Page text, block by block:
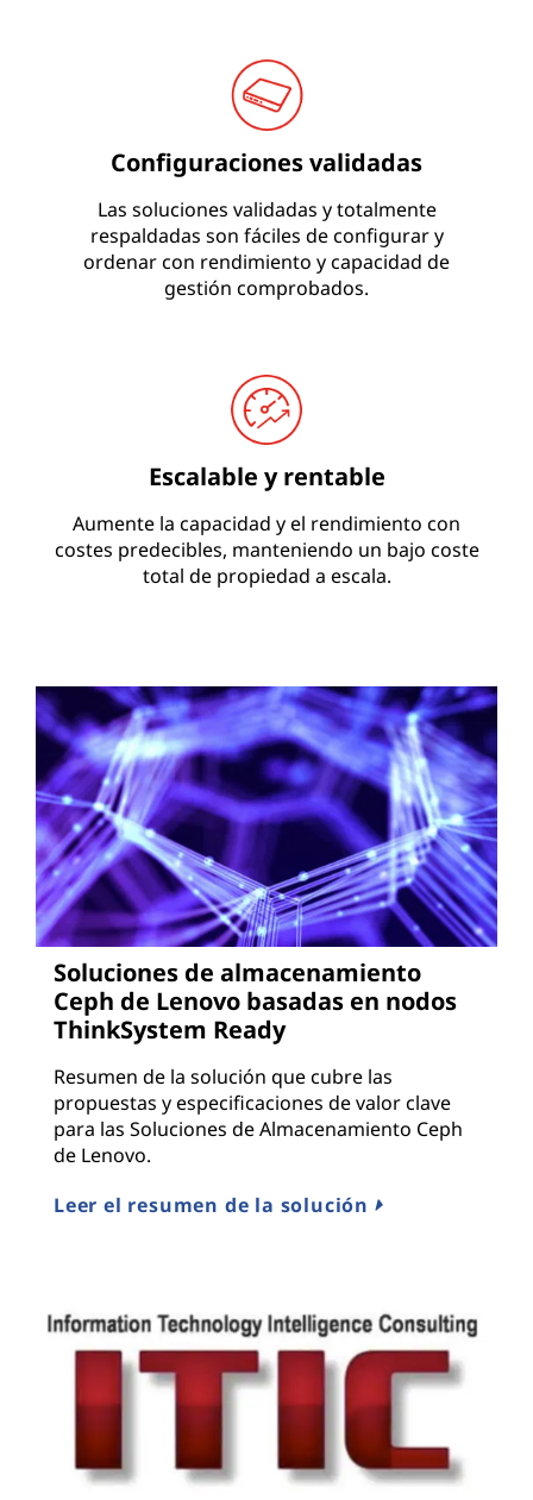
Configuraciones validadas
Las soluciones validadas y totalmente
respaldadas son fáciles de configurar y
ordenar con rendimiento y capacidad de
gestión comprobados.
Escalable y rentable
Aumente la capacidad y el rendimiento con
costes predecibles, manteniendo un bajo coste
total de propiedad a escala.
Soluciones de almacenamiento
Ceph de Lenovo basadas en nodos
ThinkSystem Ready
Resumen de la solución que cubre las
propuestas y especificaciones de valor clave
para las Soluciones de Almacenamiento Ceph
de Lenovo.
Leer el resumen de la solución